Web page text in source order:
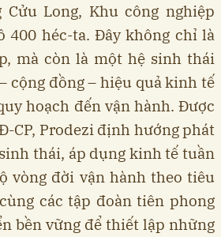
Cửu Long, Khu công nghiệp
héc-ta. Đây không chỉ là
mà còn là một hệ sinh thái
cộng đồng – hiệu quả kinh tế
hoạch đến vận hành. Được
CP, Prodezi định hướng phát
thái, áp dụng kinh tế tuần
vòng đời vận hành theo tiêu
các tập đoàn tiên phong
bền vững để thiết lập những